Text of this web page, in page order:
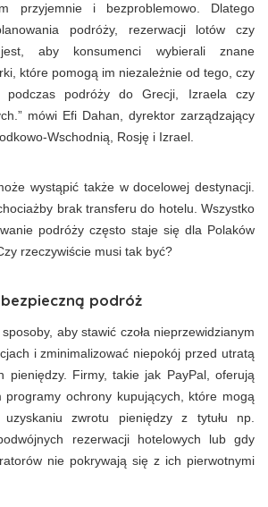
przyjemnie i bezproblemowo. Dlatego
podróży, rezerwacji lotów czy
aby konsumenci wybierali znane
które pomogą im niezależnie od tego, czy
podczas podróży do Grecji, Izraela czy
mówi Efi Dahan, dyrektor zarządzający
Wschodnią, Rosję i Izrael.
wystąpić także w docelowej destynacji.
brak transferu do hotelu. Wszystko
podróży często staje się dla Polaków
rzeczywiście musi tak być?
podróż
aby stawić czoła nieprzewidzianym
i zminimalizować niepokój przed utratą
pieniędzy. Firmy, takie jak PayPal, oferują
programy ochrony kupujących, które mogą
zwrotu pieniędzy z tytułu np.
rezerwacji hotelowych lub gdy
nie pokrywają się z ich pierwotnymi